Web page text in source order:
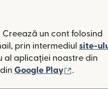
Creează un cont folosind
prin intermediul site-
deschide într-o fereastră
al aplicației noastre din
într-o fereastră
Google Play .